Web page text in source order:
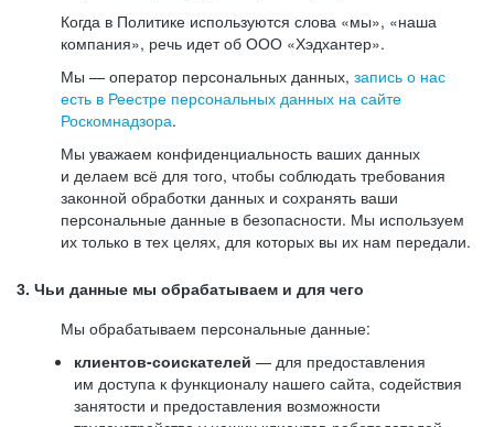
Когда в Политике используются слова «мы», «наша
компания», речь идет об ООО «Хэдхантер».
Мы — оператор персональных данных, запись о нас
есть в Реестре персональных данных на сайте
Роскомнадзора.
Мы уважаем конфиденциальность ваших данных
и делаем всё для того, чтобы соблюдать требования
законной обработки данных и сохранять ваши
персональные данные в безопасности. Мы используем
их только в тех целях, для которых вы их нам передали.
3. Чьи данные мы обрабатываем и для чего
Мы обрабатываем персональные данные:
клиентов-соискателей — для предоставления
им доступа к функционалу нашего сайта, содействия
занятости и предоставления возможности